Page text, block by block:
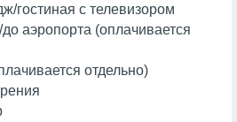
гостиная с телевизором
аэропорта (оплачивается
отдельно)